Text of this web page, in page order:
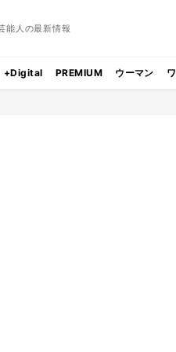
能人の最新情報
+Digital PREMIUM ウーマン